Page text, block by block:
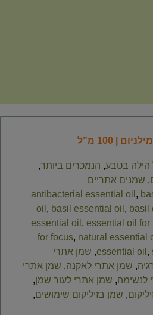
| 100 מ”ל
הילה בטבע, הנמכרים ביותר,
, שמנים אתריים
antibacterial essential oil ,
oil , basil essential oil , basil
essential oil , essential oil for
for focus, natural essential
essential oil ,
, שמן אתרי
, שמן אתרי לאקנה, שמן אתרי
לנשימה, שמן אתרי לעור שמן,
, שמן בזיליקום שימושים,